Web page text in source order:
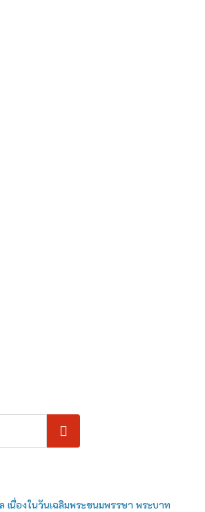
ค้นหา
เนื่องในวันเฉลิมพระชนมพรรษา พระบาท